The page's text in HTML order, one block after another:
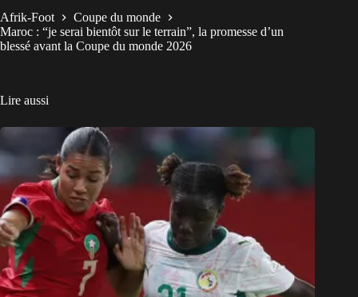
Afrik-Foot
Coupe du monde
Maroc : “je serai bientôt sur le terrain”, la promesse d’un
blessé avant la Coupe du monde 2026
Lire aussi